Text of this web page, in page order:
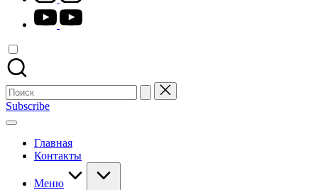
youtube.com
Поиск
для:
Subscribe
Главная
Контакты
Меню